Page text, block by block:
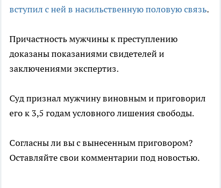
вступил с ней в насильственную половую связь.
Причастность мужчины к преступлению
доказаны показаниями свидетелей и
заключениями экспертиз.
Суд признал мужчину виновным и приговорил
его к 3,5 годам условного лишения свободы.
Согласны ли вы с вынесенным приговором?
Оставляйте свои комментарии под новостью.